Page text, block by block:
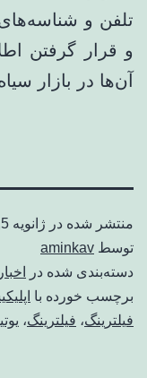
و قرار گرفتن
آن‌ها در بازار
منتشر شده در ژانویه 5, 2025
توسط aminkav
دسته‌بندی شده در
برچسب خورده با
فیلترینگ، فیلترینگ،